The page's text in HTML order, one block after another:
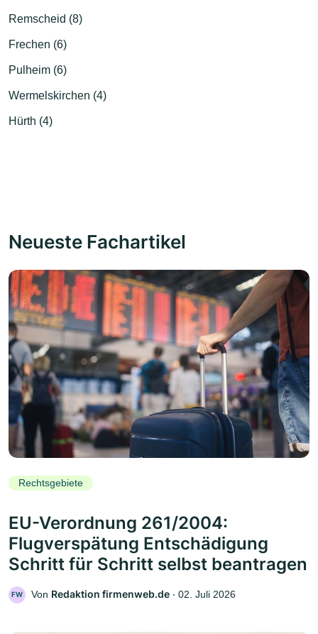
Remscheid (8)
Frechen (6)
Pulheim (6)
Wermelskirchen (4)
Hürth (4)
Neueste Fachartikel
Rechtsgebiete
EU-Verordnung 261/2004:
Flugverspätung Entschädigung
Schritt für Schritt selbst beantragen
FW Von Redaktion firmenweb.de ‧ 02. Juli 2026